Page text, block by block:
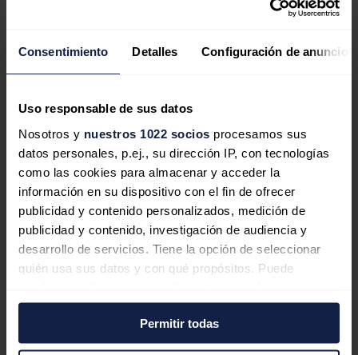
Consentimiento Detalles Configuración de anuncios
Uso responsable de sus datos
Nosotros y nuestros 1022 socios procesamos sus
datos personales, p.ej., su dirección IP, con tecnologías
como las cookies para almacenar y acceder la
información en su dispositivo con el fin de ofrecer
publicidad y contenido personalizados, medición de
publicidad y contenido, investigación de audiencia y
desarrollo de servicios. Tiene la opción de seleccionar
quién usa sus datos y con qué propósitos. Puede
momento desde la Declaración de cookies o clicando en
el Menú de consentimiento.Permitir todas
Iberdrola | bp pulse cierran
financiación por hasta 230 millones
para acelerar su plan de movilidad